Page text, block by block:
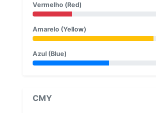
Vermelho (Red)
Amarelo (Yellow)
Azul (Blue)
CMY